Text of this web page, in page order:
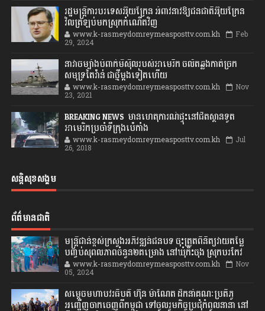
រដ្ឋមន្ត្រីការបរទេសអ៊ុយក្រែន អំពាវនាវឱ្យជនជាតិអ៊ុយក្រែន
វិលត្រឡប់មកស្រុកកំណើតវិញ
www.k-rasmeydomreymeasposttv.com.kh Feb
29, 2024
នាវាចម្បាំងបំពាក់មីស៊ីលរបស់អាមេរិក ចល័តឆ្លងកាត់ច្រក
សមុទ្រតៃវ៉ាន់ ជាថ្មីម្តងទៀតហើយ
www.k-rasmeydomreymeasposttv.com.kh Nov
23, 2021
BREAKING NEWS: មានហេតុការណ៍ផ្ទុះនៅជិតស្ថានទូត
អាមេរិកប្រចាំទីក្រុងប៉េកាំង
www.k-rasmeydomreymeasposttv.com.kh Jul
26, 2018
សន្តិសុខសង្គម
ព័ត៌មានជាតិ
មន្ត្រីជាន់ខ្ពស់ក្រសួងអភិវឌ្ឍន៍ជនបទ ចុះត្រួតពិនិត្យវាយតម្លៃ
បញ្ចប់សុពលភាពចំនួន២គម្រោង នៅឃុំកិះចុង ស្រុកបរកែវ
www.k-rasmeydomreymeasposttv.com.kh Nov
05, 2024
សម្តេចមហាបវរធិបតី ហ៊ុន ម៉ាណែត ដឹកនាំគណៈប្រតិភូ
អញ្ជើញចាកចេញពីកម្ពុជា ទៅចូលរួមកិច្ចប្រជុំកំពូលនានា នៅ